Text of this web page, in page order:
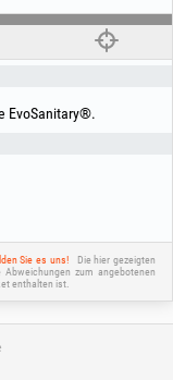
kompakten, effizienten
langfristigen Schutz.
Priorität
EvoSanitary®.
Sie es uns!
Die hier gezeigten
zum angebotenen
enthalten ist.